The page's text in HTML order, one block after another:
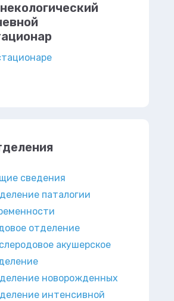
сведения
паталогии
отделение
акушерское
новорожденных
интенсивной